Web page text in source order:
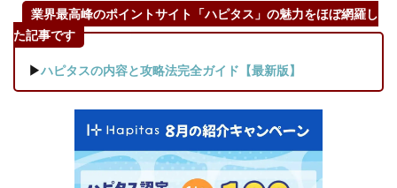
業界最高峰のポイントサイト「ハピタス」の魅力をほぼ網羅し
た記事です
▶ハピタスの内容と攻略法完全ガイド【最新版】